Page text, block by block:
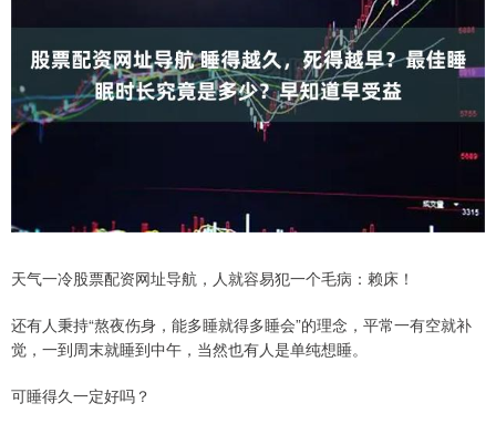
天气一冷股票配资网址导航，人就容易犯一个毛病：赖床！
还有人秉持“熬夜伤身，能多睡就得多睡会”的理念，平常一有空就补
觉，一到周末就睡到中午，当然也有人是单纯想睡。
可睡得久一定好吗？